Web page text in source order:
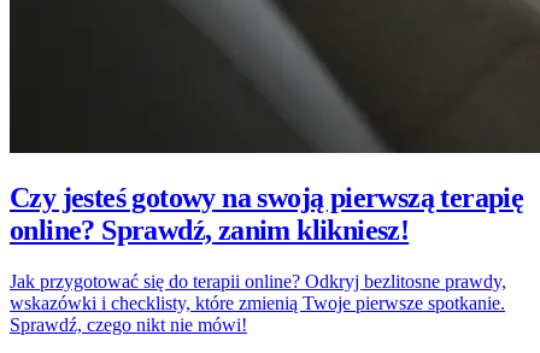
Czy jesteś gotowy na swoją pierwszą terapię
online? Sprawdź, zanim klikniesz!
Jak przygotować się do terapii online? Odkryj bezlitosne prawdy,
wskazówki i checklisty, które zmienią Twoje pierwsze spotkanie.
Sprawdź, czego nikt nie mówi!